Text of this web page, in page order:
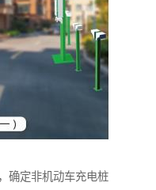
确定非机动车充电桩